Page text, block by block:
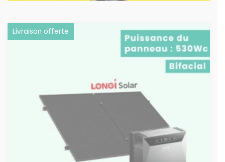
Livraison offerte